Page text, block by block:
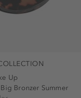
Up
Bronzer Summer